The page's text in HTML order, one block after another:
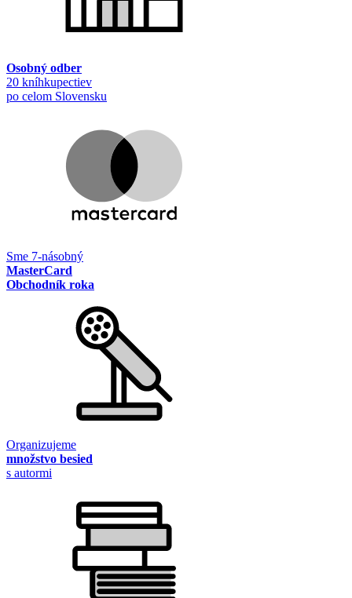
Osobný odber
20 kníhkupectiev
po celom Slovensku
Sme 7-násobný
MasterCard
Obchodník roka
Organizujeme
množstvo besied
s autormi